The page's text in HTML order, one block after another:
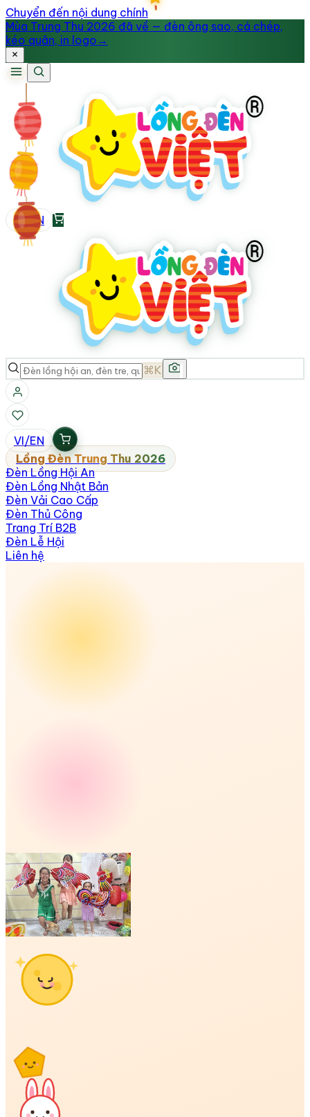
Chuyển đến nội dung chính
Mùa Trung Thu 2026 đã về — đèn ông sao, cá chép,
kéo quân, in logo →
VI/EN
⌘K
VI/EN
Lồng Đèn Trung Thu 2026
Đèn Lồng Hội An
Đèn Lồng Nhật Bản
Đèn Vải Cao Cấp
Đèn Thủ Công
Trang Trí B2B
Đèn Lễ Hội
Liên hệ